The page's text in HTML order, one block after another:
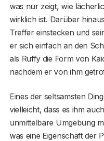
was nur zeigt, wie
wirklich ist. Darüber
Treffer einstecken und
er sich einfach an den
als Ruffy die Form von
nachdem er von ihm
Eines der seltsamsten
vielleicht, dass es ihm
unmittelbare Umgebung
was eine Eigenschaft der